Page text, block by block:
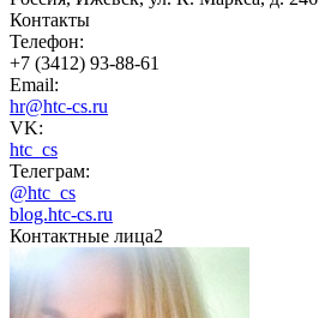
Контакты
Телефон:
+7 (3412) 93-88-61
Email:
hr@htc-cs.ru
VK:
htc_cs
Телеграм:
@htc_cs
blog.htc-cs.ru
Контактные лица2